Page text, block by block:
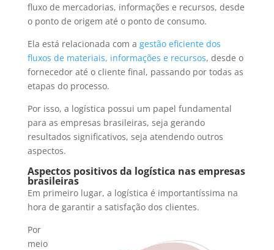
fluxo de mercadorias, informações e recursos, desde
o ponto de origem até o ponto de consumo.
Ela está relacionada com a gestão eficiente dos
fluxos de materiais, informações e recursos, desde o
fornecedor até o cliente final, passando por todas as
etapas do processo.
Por isso, a logística possui um papel fundamental
para as empresas brasileiras, seja gerando
resultados significativos, seja atendendo outros
aspectos.
Aspectos positivos da logística nas empresas
brasileiras
Em primeiro lugar, a logística é importantíssima na
hora de garantir a satisfação dos clientes.
Por
meio